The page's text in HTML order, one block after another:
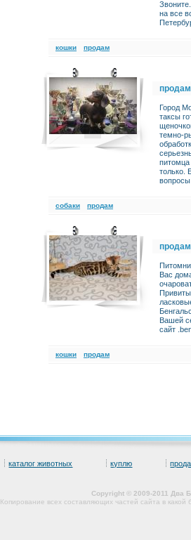
на все
кошки продам
продам
Город
таксы
темно-
только.
cобаки продам
продам
Вас
Привиты
Вашей
сайт
кошки продам
каталог животных куплю
Copyright © 2009-2011 Два
Копирование всех составляющих частей сайта в